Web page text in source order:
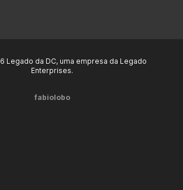
Legado da DC, uma empresa da Legado
Enterprises.
fabiolobo